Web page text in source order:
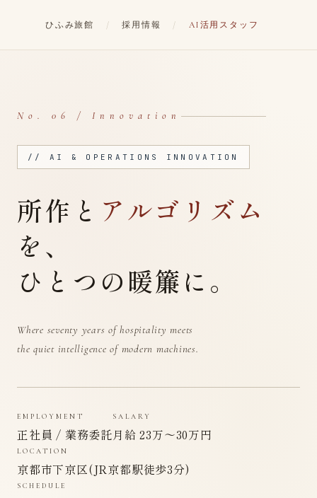
ひふみ旅館 / 採用情報 / AI活用スタッフ
No. 06 / Innovation
// AI & OPERATIONS INNOVATION
所作と アルゴリズム
を、
ひとつの暖簾に。
Where seventy years of hospitality meets
the quiet intelligence of modern machines.
EMPLOYMENT
正社員 / 業務委託
SALARY
月給 23万〜30万円
LOCATION
京都市下京区(JR京都駅徒歩3分)
SCHEDULE